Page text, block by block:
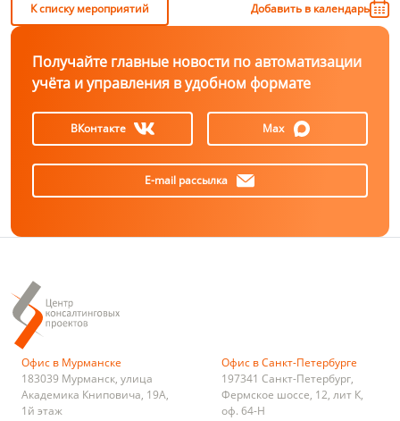
К списку мероприятий Добавить в календарь
Получайте главные новости по автоматизации
учёта и управления в удобном формате
ВКонтакте Max
E-mail рассылка
Офис в Мурманске
183039 Мурманск, улица
Академика Книповича, 19А,
1й этаж
Офис в Санкт-Петербурге
197341 Санкт-Петербург,
Фермское шоссе, 12, лит К,
оф. 64-Н